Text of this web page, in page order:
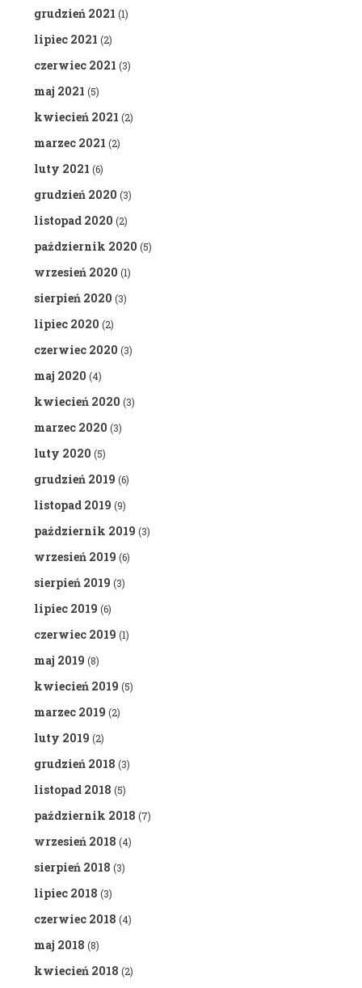
grudzień 2021 (1)
lipiec 2021 (2)
czerwiec 2021 (3)
maj 2021 (5)
kwiecień 2021 (2)
marzec 2021 (2)
luty 2021 (6)
grudzień 2020 (3)
listopad 2020 (2)
październik 2020 (5)
wrzesień 2020 (1)
sierpień 2020 (3)
lipiec 2020 (2)
czerwiec 2020 (3)
maj 2020 (4)
kwiecień 2020 (3)
marzec 2020 (3)
luty 2020 (5)
grudzień 2019 (6)
listopad 2019 (9)
październik 2019 (3)
wrzesień 2019 (6)
sierpień 2019 (3)
lipiec 2019 (6)
czerwiec 2019 (1)
maj 2019 (8)
kwiecień 2019 (5)
marzec 2019 (2)
luty 2019 (2)
grudzień 2018 (3)
listopad 2018 (5)
październik 2018 (7)
wrzesień 2018 (4)
sierpień 2018 (3)
lipiec 2018 (3)
czerwiec 2018 (4)
maj 2018 (8)
kwiecień 2018 (2)